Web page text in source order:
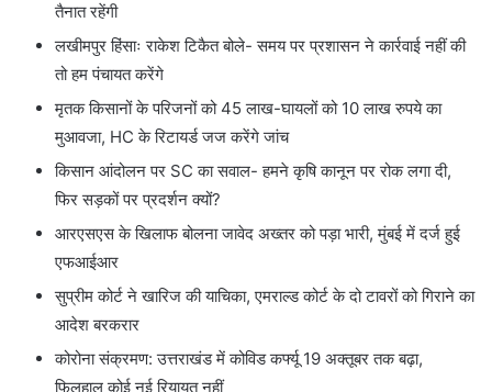
तैनात रहेंगी
लखीमपुर हिंसाः राकेश टिकैत बोले- समय पर प्रशासन ने कार्रवाई नहीं की
तो हम पंचायत करेंगे
मृतक किसानों के परिजनों को 45 लाख-घायलों को 10 लाख रुपये का
मुआवजा, HC के रिटायर्ड जज करेंगे जांच
किसान आंदोलन पर SC का सवाल- हमने कृषि कानून पर रोक लगा दी,
फिर सड़कों पर प्रदर्शन क्यों?
आरएसएस के खिलाफ बोलना जावेद अख्तर को पड़ा भारी, मुंबई में दर्ज हुई
एफआईआर
सुप्रीम कोर्ट ने खारिज की याचिका, एमराल्ड कोर्ट के दो टावरों को गिराने का
आदेश बरकरार
कोरोना संक्रमण: उत्तराखंड में कोविड कर्फ्यू 19 अक्तूबर तक बढ़ा,
फिलहाल कोई नई रियायत नहीं